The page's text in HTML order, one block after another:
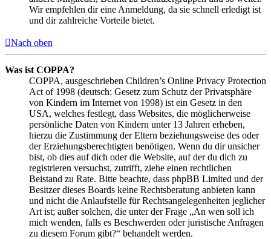
Wir empfehlen dir eine Anmeldung, da sie schnell erledigt ist
und dir zahlreiche Vorteile bietet.
Nach oben
Was ist COPPA?
COPPA, ausgeschrieben Children’s Online Privacy Protection
Act of 1998 (deutsch: Gesetz zum Schutz der Privatsphäre
von Kindern im Internet von 1998) ist ein Gesetz in den
USA, welches festlegt, dass Websites, die möglicherweise
persönliche Daten von Kindern unter 13 Jahren erheben,
hierzu die Zustimmung der Eltern beziehungsweise des oder
der Erziehungsberechtigten benötigen. Wenn du dir unsicher
bist, ob dies auf dich oder die Website, auf der du dich zu
registrieren versuchst, zutrifft, ziehe einen rechtlichen
Beistand zu Rate. Bitte beachte, dass phpBB Limited und der
Besitzer dieses Boards keine Rechtsberatung anbieten kann
und nicht die Anlaufstelle für Rechtsangelegenheiten jeglicher
Art ist; außer solchen, die unter der Frage „An wen soll ich
mich wenden, falls es Beschwerden oder juristische Anfragen
zu diesem Forum gibt?“ behandelt werden.